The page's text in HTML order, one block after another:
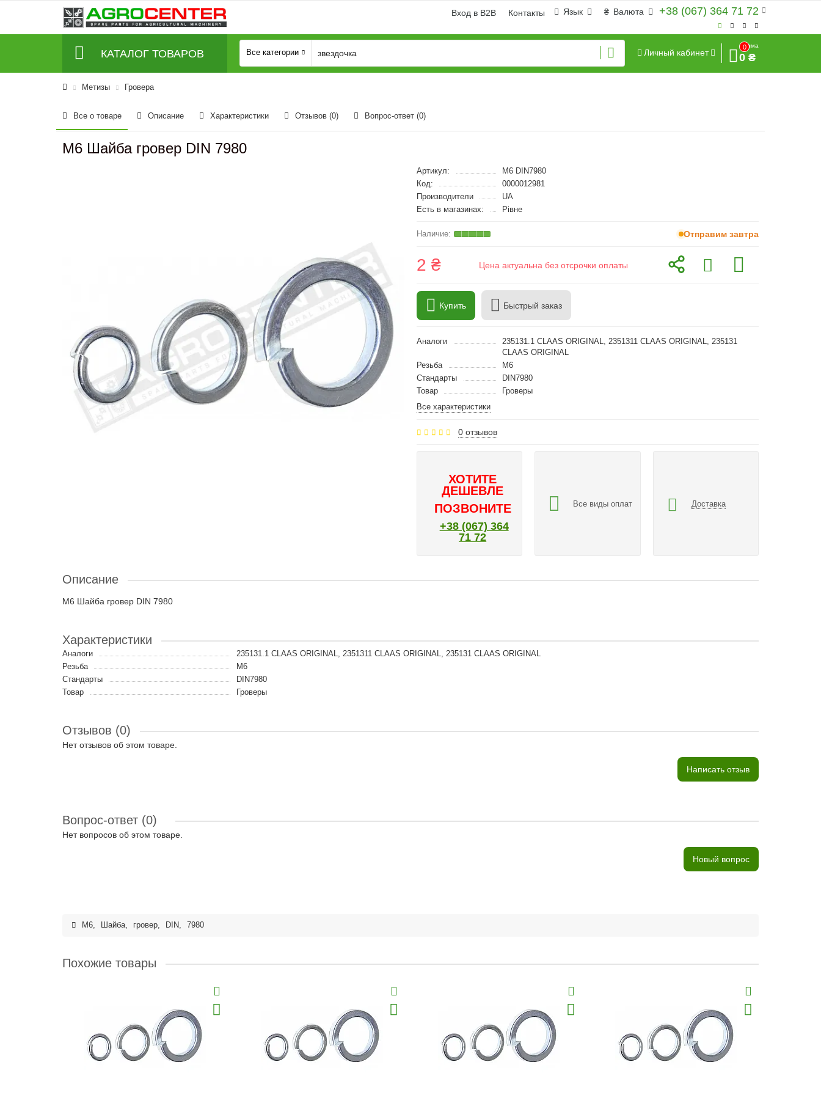
+38 (067) 364 71 72
₴ Валюта
Язык
Вход в B2B Контакты
КАТАЛОГ ТОВАРОВ Все категории Личный кабинет
0
Сумма
0 ₴
Метизы Гровера
Все о товаре Описание Характеристики Отзывов (0) Вопрос-ответ (0)
M6 Шайба гровер DIN 7980
Артикул:
M6 DIN7980
Код:
0000012981
Производители
UA
Есть в магазинах:
Рівне
Отправим завтра
2 ₴ Цена актуальна без отсрочки оплаты
Купить Быстрый заказ
Аналоги
235131.1 CLAAS ORIGINAL, 2351311 CLAAS ORIGINAL, 235131
CLAAS ORIGINAL
Резьба
M6
Стандарты
DIN7980
Товар
Гроверы
Все характеристики
0 отзывов
ХОТИТЕ
ДЕШЕВЛЕ
ПОЗВОНИТЕ
+38 (067) 364
71 72
Все виды оплат Доставка
Описание
M6 Шайба гровер DIN 7980
Характеристики
Аналоги
235131.1 CLAAS ORIGINAL, 2351311 CLAAS ORIGINAL, 235131 CLAAS ORIGINAL
Резьба
M6
Стандарты
DIN7980
Товар
Гроверы
Отзывов (0)
Нет отзывов об этом товаре.
Написать отзыв
Вопрос-ответ (0)
Нет вопросов об этом товаре.
Новый вопрос
M6, Шайба, гровер, DIN, 7980
Похожие товары